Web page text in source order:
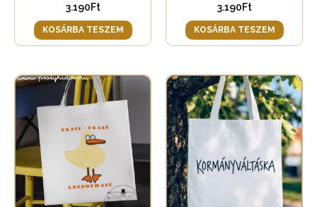
3.190Ft
KOSÁRBA TESZEM
3.190Ft
KOSÁRBA TESZEM